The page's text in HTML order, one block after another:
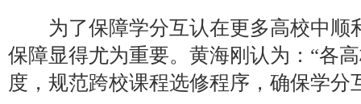
为了保障学分互认在更多高校中顺
保障显得尤为重要。黄海刚认为：“各
度，规范跨校课程选修程序，确保学分